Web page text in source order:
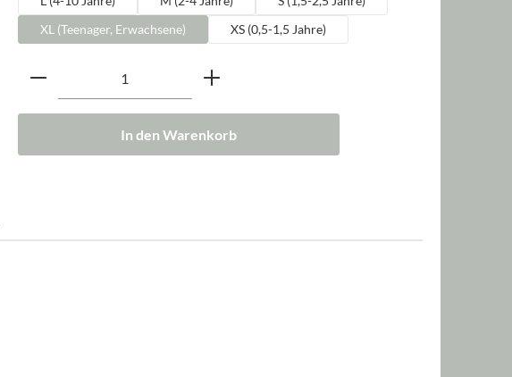
XL (Teenager, Erwachsene)
XS (0,5-1,5 Jahre)
Produkt Anzahl: Gib den gewünschten Wert ein
In den Warenkorb